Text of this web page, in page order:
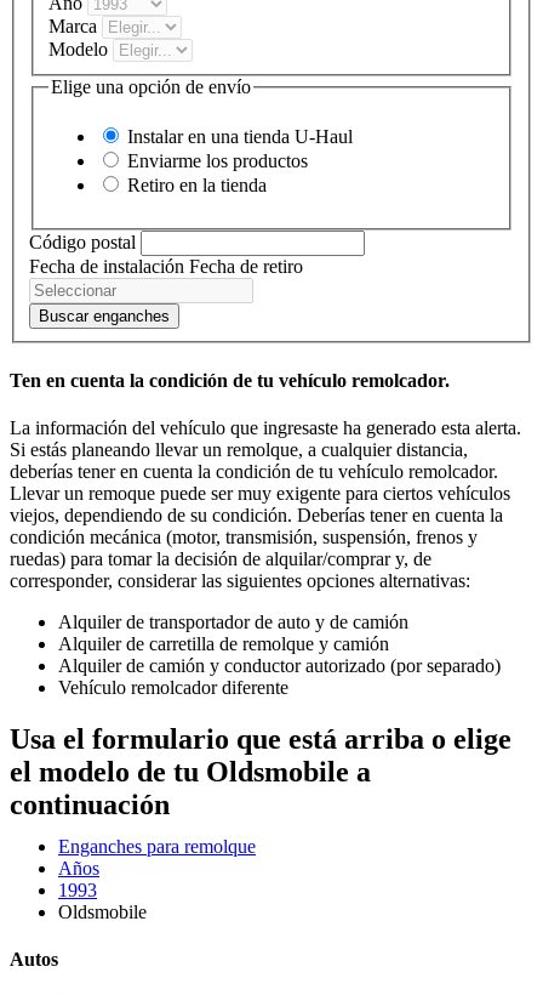
Marca
Modelo
Elige una opción de envío
Instalar en una tienda U-Haul
Enviarme los productos
Retiro en la tienda
Código postal
Fecha de instalación Fecha de retiro
Buscar enganches
Ten en cuenta la condición de tu vehículo remolcador.
La información del vehículo que ingresaste ha generado esta alerta.
Si estás planeando llevar un remolque, a cualquier distancia,
deberías tener en cuenta la condición de tu vehículo remolcador.
Llevar un remoque puede ser muy exigente para ciertos vehículos
viejos, dependiendo de su condición. Deberías tener en cuenta la
condición mecánica (motor, transmisión, suspensión, frenos y
ruedas) para tomar la decisión de alquilar/comprar y, de
corresponder, considerar las siguientes opciones alternativas:
Alquiler de transportador de auto y de camión
Alquiler de carretilla de remolque y camión
Alquiler de camión y conductor autorizado (por separado)
Vehículo remolcador diferente
Usa el formulario que está arriba o elige
el modelo de tu Oldsmobile a
continuación
Enganches para remolque
Años
1993
Oldsmobile
Autos